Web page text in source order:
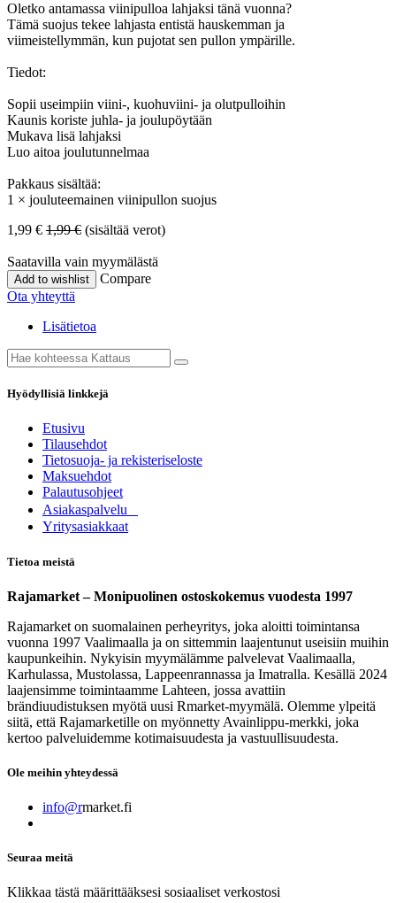
Oletko antamassa viinipulloa lahjaksi tänä vuonna?
Tämä suojus tekee lahjasta entistä hauskemman ja
viimeistellymmän, kun pujotat sen pullon ympärille.
Tiedot:
Sopii useimpiin viini-, kuohuviini- ja olutpulloihin
Kaunis koriste juhla- ja joulupöytään
Mukava lisä lahjaksi
Luo aitoa joulutunnelmaa
Pakkaus sisältää:
1 × jouluteemainen viinipullon suojus
1,99 € 1,99€ (sisältää verot)
Saatavilla vain myymälästä
Add to wishlist
Compare
Ota yhteyttä
Lisätietoa
Hyödyllisiä linkkejä
Etusivu
Tilausehdot
Tietosuoja- ja rekisteriseloste
Maksuehdot
Palautusohjeet
Asia​k​aspalvelu
​Yritysasiakkaat
Tietoa meistä
Rajamarket – Monipuolinen ostoskokemus vuodesta 1997
Rajamarket on suomalainen perheyritys, joka aloitti toimintansa
vuonna 1997 Vaalimaalla ja on sittemmin laajentunut useisiin muihin
kaupunkeihin. Nykyisin myymälämme palvelevat Vaalimaalla,
Karhulassa, Mustolassa, Lappeenrannassa ja Imatralla. Kesällä 2024
laajensimme toimintaamme Lahteen, jossa avattiin
brändiuudistuksen myötä uusi Rmarket-myymälä. Olemme ylpeitä
siitä, että Rajamarketille on myönnetty Avainlippu-merkki, joka
kertoo palveluidemme kotimaisuudesta ja vastuullisuudesta.
Ole meihin yhteydessä
info@rmarket.fi
Seuraa meitä
Klikkaa tästä määrittääksesi sosiaaliset verkostosi